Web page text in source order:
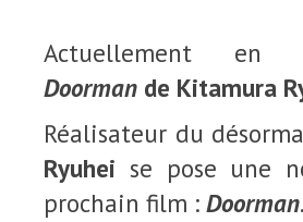
Actuellement en
Doorman de Kitamura
Réalisateur du
Ryuhei se pose une
prochain film : Doorman